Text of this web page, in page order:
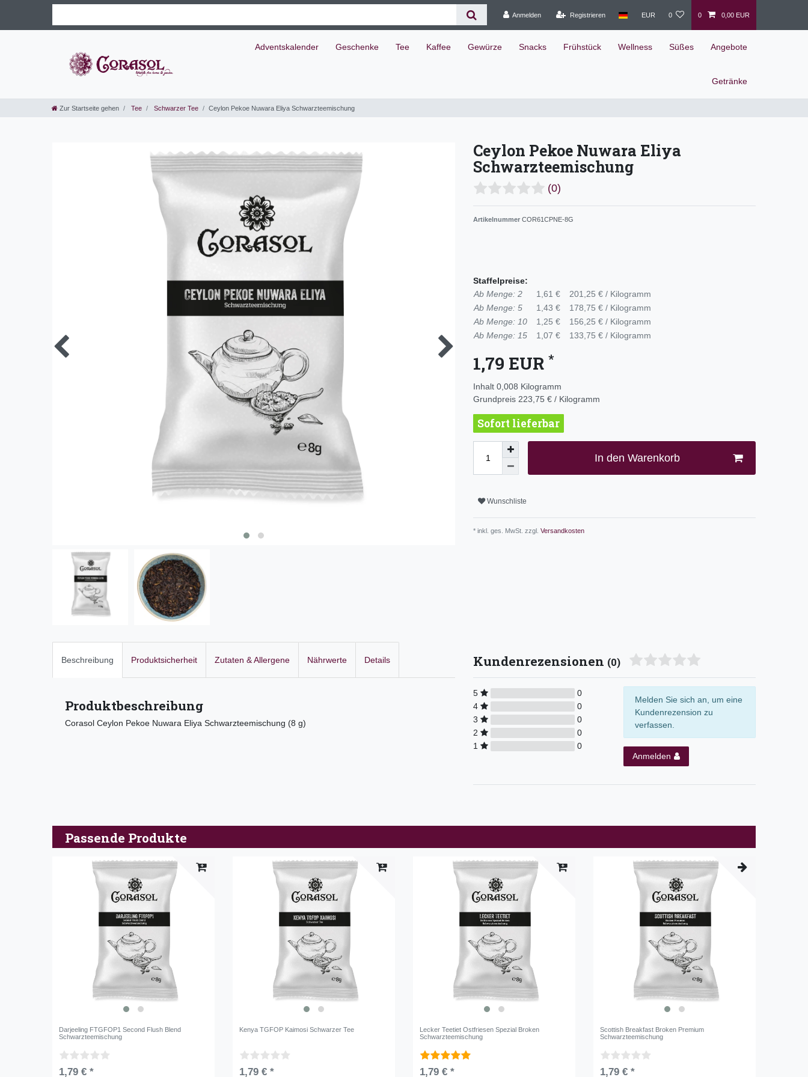
Anmelden Registrieren EUR 0 0 0,00 EUR
Adventskalender Geschenke Tee Kaffee Gewürze Snacks Frühstück Wellness Süßes Angebote
Getränke
Zur Startseite gehen Tee Schwarzer Tee Ceylon Pekoe Nuwara Eliya Schwarzteemischung
Ceylon Pekoe Nuwara Eliya
Schwarzteemischung
(0)
Artikelnummer COR61CPNE-8G
Staffelpreise:
Ab Menge: 2
1,61 €
201,25 € / Kilogramm
Ab Menge: 5
1,43 €
178,75 € / Kilogramm
Ab Menge: 10
1,25 €
156,25 € / Kilogramm
Ab Menge: 15
1,07 € 133,75 € / Kilogramm
1,79 EUR *
Inhalt 0,008 Kilogramm
Grundpreis 223,75 € / Kilogramm
Sofort lieferbar
In den Warenkorb
Wunschliste
* inkl. ges. MwSt. zzgl. Versandkosten
Beschreibung Produktsicherheit Zutaten & Allergene Nährwerte Details
Produktbeschreibung
Corasol Ceylon Pekoe Nuwara Eliya Schwarzteemischung (8 g)
Kundenrezensionen (0)
5
0
4
0
3
0
2
0
1
0
Melden Sie sich an, um eine
Kundenrezension zu
verfassen.
Anmelden
Passende Produkte
Darjeeling FTGFOP1 Second Flush Blend
Schwarzteemischung
1,79 € *
Kenya TGFOP Kaimosi Schwarzer Tee
1,79 € *
Lecker Teetiet Ostfriesen Spezial Broken
Schwarzteemischung
1,79 € *
Scottish Breakfast Broken Premium
Schwarzteemischung
1,79 € *